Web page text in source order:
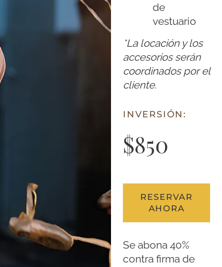
de
vestuario
*La locación y los
accesorios serán
coordinados por el
cliente.
INVERSIÓN:
$850
RESERVAR
AHORA
Se abona 40%
contra firma de